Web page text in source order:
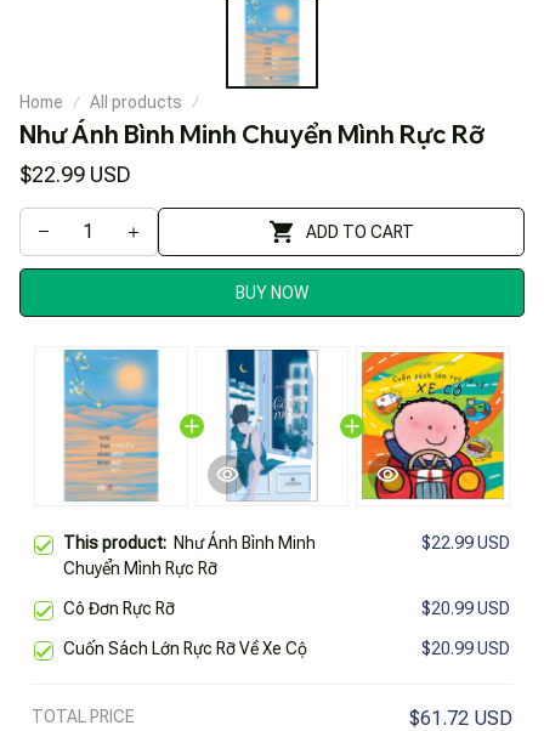
Home All products
Như Ánh Bình Minh Chuyển Mình Rực Rỡ
$22.99 USD
ADD TO CART
BUY NOW
This product: Như Ánh Bình Minh
Chuyển Mình Rực Rỡ
$22.99 USD
Cô Đơn Rực Rỡ $20.99 USD
Cuốn Sách Lớn Rực Rỡ Về Xe Cộ $20.99 USD
TOTAL PRICE $61.72 USD